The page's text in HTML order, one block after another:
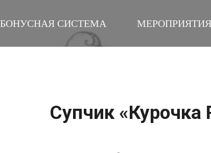
БОНУСНАЯ СИСТЕМА МЕРОПРИЯТИЯ
Супчик «Курочка